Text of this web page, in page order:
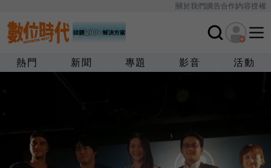
關於我們廣告合作內容授權
熱門 新聞 專題 影音 活動